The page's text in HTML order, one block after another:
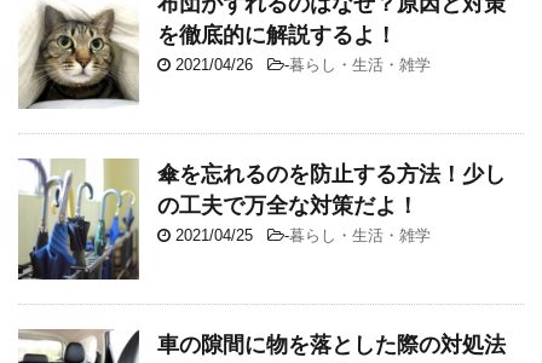
を徹底的に解説するよ！
2021/04/26 -暮らし・生活・雑学
傘を忘れるのを防止する方法！少し
の工夫で万全な対策だよ！
2021/04/25 -暮らし・生活・雑学
車の隙間に物を落とした際の対処法